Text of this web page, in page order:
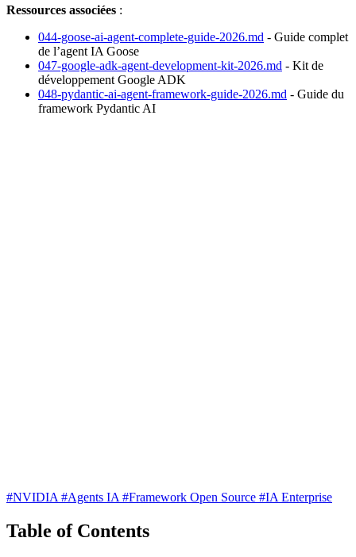
Ressources associées :
044-goose-ai-agent-complete-guide-2026.md - Guide complet
de l’agent IA Goose
047-google-adk-agent-development-kit-2026.md - Kit de
développement Google ADK
048-pydantic-ai-agent-framework-guide-2026.md - Guide du
framework Pydantic AI
#NVIDIA #Agents IA #Framework Open Source #IA Enterprise
Table of Contents